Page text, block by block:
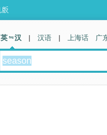
英 汉 | 汉语 | 上海话 广